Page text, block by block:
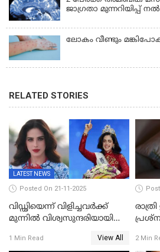
ജാഗ്രതാ മുന്നറിയിപ്പ്
ലോകം വീണ്ടും
RELATED STORIES
LATEST NEWS
Posted On 21-11-2025
വിഡ്ഢിയെന്ന് വിളിച്ചവര്‍ക്ക്
മുന്നില്‍ വിശ്വസുന്ദരിയായി
എഡിഎച്ച്ഡിയെയും തോല്പിച്ച്
1 Min Read View All 2 Min